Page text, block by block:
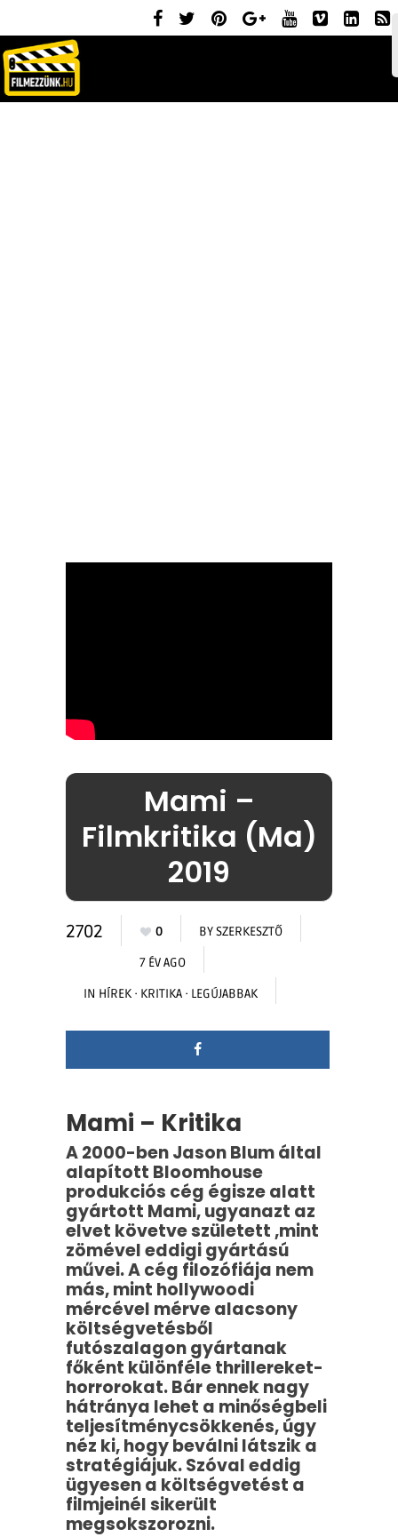
Mami –
Filmkritika (Ma)
2019
2702 0 BYSZERKESZTŐ
7 ÉV AGO
IN HÍREK · KRITIKA · LEGÚJABBAK
Mami – Kritika
A 2000-ben Jason Blum által
alapított Bloomhouse
produkciós cég égisze alatt
gyártott Mami, ugyanazt az
elvet követve született ,mint
zömével eddigi gyártású
művei. A cég filozófiája nem
más, mint hollywoodi
mércével mérve alacsony
költségvetésből
futószalagon gyártanak
főként különféle thrillereket-
horrorokat. Bár ennek nagy
hátránya lehet a minőségbeli
teljesítménycsökkenés, úgy
néz ki, hogy beválni látszik a
stratégiájuk. Szóval eddig
ügyesen a költségvetést a
filmjeinél sikerült
megsokszorozni.